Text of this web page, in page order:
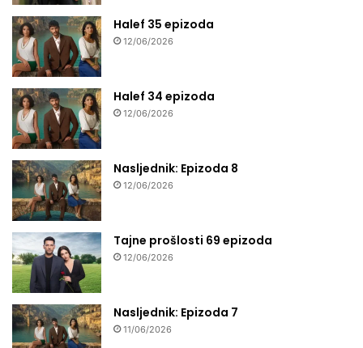
Halef 35 epizoda
12/06/2026
Halef 34 epizoda
12/06/2026
Nasljednik: Epizoda 8
12/06/2026
Tajne prošlosti 69 epizoda
12/06/2026
Nasljednik: Epizoda 7
11/06/2026